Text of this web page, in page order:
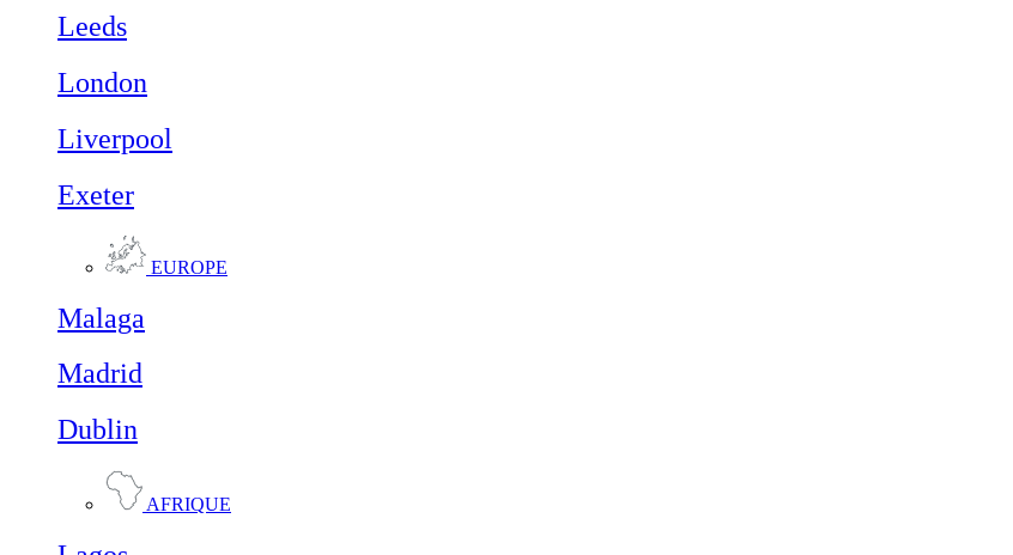
Leeds
London
Liverpool
Exeter
EUROPE
Malaga
Madrid
Dublin
AFRIQUE